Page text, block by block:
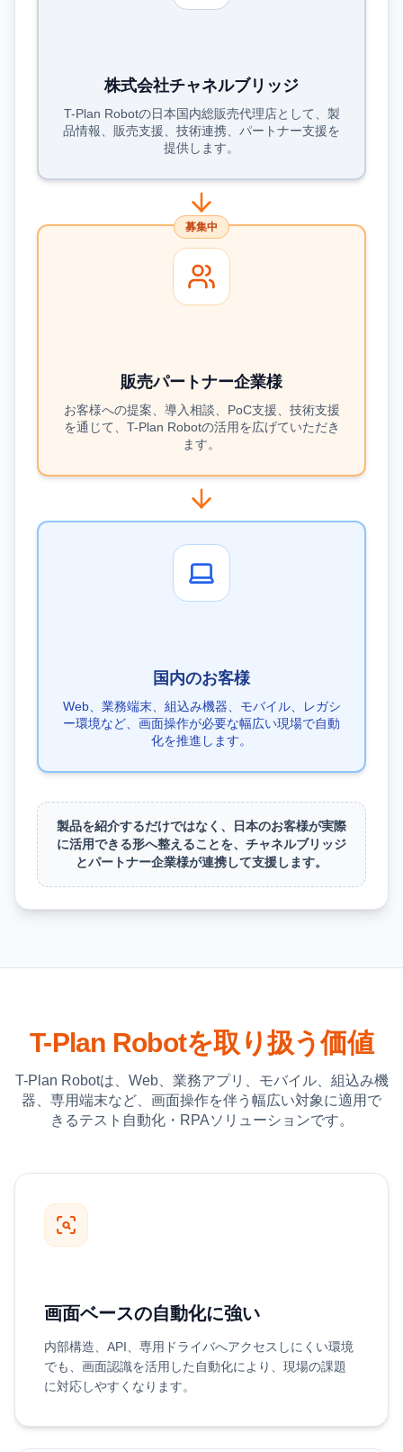
株式会社チャネルブリッジ
T-Plan Robotの日本国内総販売代理店として、製
品情報、販売支援、技術連携、パートナー支援を
提供します。
募集中
販売パートナー企業様
お客様への提案、導入相談、PoC支援、技術支援
を通じて、T-Plan Robotの活用を広げていただき
ます。
国内のお客様
Web、業務端末、組込み機器、モバイル、レガシ
ー環境など、画面操作が必要な幅広い現場で自動
化を推進します。
製品を紹介するだけではなく、日本のお客様が実際
に活用できる形へ整えることを、チャネルブリッジ
とパートナー企業様が連携して支援します。
T-Plan Robotを取り扱う価値
T-Plan Robotは、Web、業務アプリ、モバイル、組込み機
器、専用端末など、画面操作を伴う幅広い対象に適用で
きるテスト自動化・RPAソリューションです。
画面ベースの自動化に強い
内部構造、API、専用ドライバへアクセスしにくい環境
でも、画面認識を活用した自動化により、現場の課題
に対応しやすくなります。